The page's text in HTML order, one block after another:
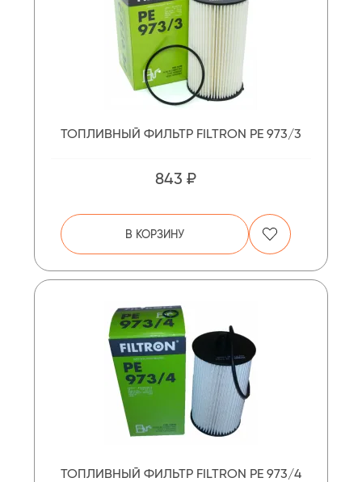
ТОПЛИВНЫЙ ФИЛЬТР FILTRON PE 973/3
843 ₽
В КОРЗИНУ
ТОПЛИВНЫЙ ФИЛЬТР FILTRON PE 973/4